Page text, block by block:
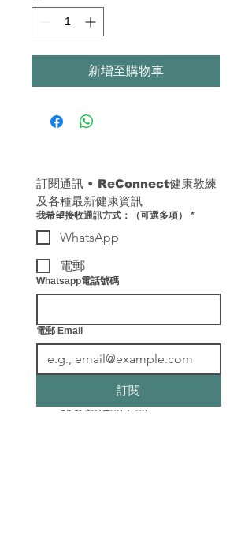
新增至購物車
訂閱通訊 • ReConnect健康教練
及各種最新健康資訊
我希望接收通訊方式：（可選多項） *
WhatsApp
電郵
Whatsapp電話號碼
電郵 Email
訂閱
我希望訂閱有關ReConnect